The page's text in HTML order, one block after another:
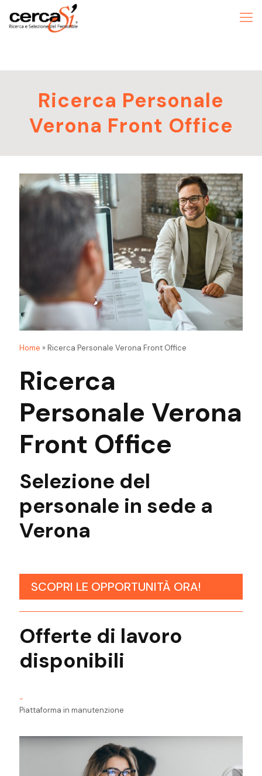
Ricerca Personale
Verona Front Office
Home »Ricerca Personale Verona Front Office
Ricerca
Personale Verona
Front Office
Selezione del
personale in sede a
Verona
SCOPRI LE OPPORTUNITÀ ORA!
Offerte di lavoro
disponibili
-
Piattaforma in manutenzione